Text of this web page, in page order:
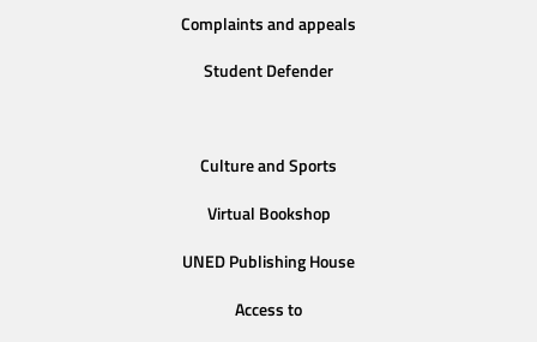
Complaints and appeals
Student Defender
Culture and Sports
Virtual Bookshop
UNED Publishing House
Access to